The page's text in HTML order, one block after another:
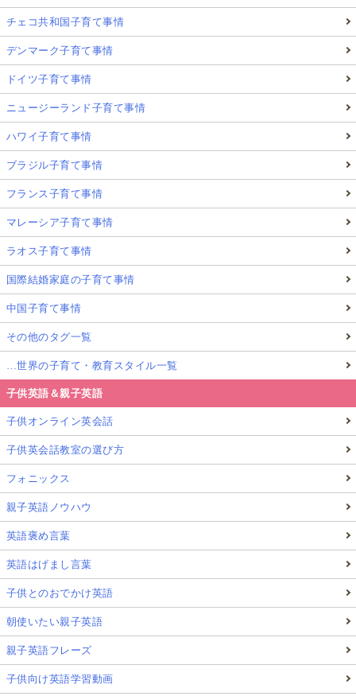
チェコ共和国子育て事情
デンマーク子育て事情
ドイツ子育て事情
ニュージーランド子育て事情
ハワイ子育て事情
ブラジル子育て事情
フランス子育て事情
マレーシア子育て事情
ラオス子育て事情
国際結婚家庭の子育て事情
中国子育て事情
その他のタグ一覧
…世界の子育て・教育スタイル一覧
子供英語＆親子英語
子供オンライン英会話
子供英会話教室の選び方
フォニックス
親子英語ノウハウ
英語褒め言葉
英語はげまし言葉
子供とのおでかけ英語
朝使いたい親子英語
親子英語フレーズ
子供向け英語学習動画